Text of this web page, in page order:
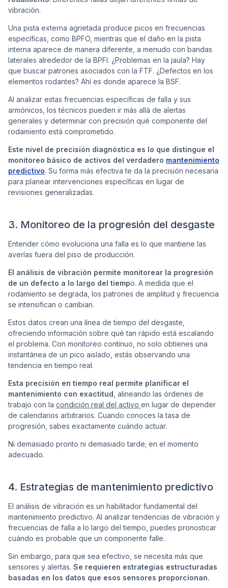
vibración.
Una pista externa agrietada produce picos en frecuencias
específicas, como BPFO, mientras que el daño en la pista
interna aparece de manera diferente, a menudo con bandas
laterales alrededor de la BPFI. ¿Problemas en la jaula? Hay
que buscar patrones asociados con la FTF. ¿Defectos en los
elementos rodantes? Ahí es donde aparece la BSF.
Al analizar estas frecuencias específicas de falla y sus
armónicos, los técnicos pueden ir más allá de alertas
generales y determinar con precisión qué componente del
rodamiento está comprometido.
Este nivel de precisión diagnóstica es lo que distingue el
monitoreo básico de activos del verdadero mantenimiento
predictivo. Su forma más efectiva te da la precisión necesaria
para planear intervenciones específicas en lugar de
revisiones generalizadas.
3. Monitoreo de la progresión del desgaste
Entender cómo evoluciona una falla es lo que mantiene las
averías fuera del piso de producción.
El análisis de vibración permite monitorear la progresión
de un defecto a lo largo del tiempo. A medida que el
rodamiento se degrada, los patrones de amplitud y frecuencia
se intensifican o cambian.
Estos datos crean una línea de tiempo del desgaste,
ofreciendo información sobre qué tan rápido está escalando
el problema. Con monitoreo continuo, no solo obtienes una
instantánea de un pico aislado, estás observando una
tendencia en tiempo real.
Esta precisión en tiempo real permite planificar el
mantenimiento con exactitud , alineando las órdenes de
trabajo con la condición real del activo en lugar de depender
de calendarios arbitrarios. Cuando conoces la tasa de
progresión, sabes exactamente cuándo actuar.
Ni demasiado pronto ni demasiado tarde; en el momento
adecuado.
4. Estrategias de mantenimiento predictivo
El análisis de vibración es un habilitador fundamental del
mantenimiento predictivo. Al analizar tendencias de vibración y
frecuencias de falla a lo largo del tiempo, puedes pronosticar
cuándo es probable que un componente falle.
Sin embargo, para que sea efectivo, se necesita más que
sensores y alertas. Se requieren estrategias estructuradas
basadas en los datos que esos sensores proporcionan.